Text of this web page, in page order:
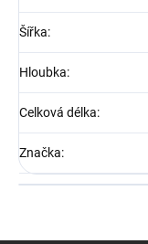
Šířka:
Hloubka:
Celková délka:
Značka: